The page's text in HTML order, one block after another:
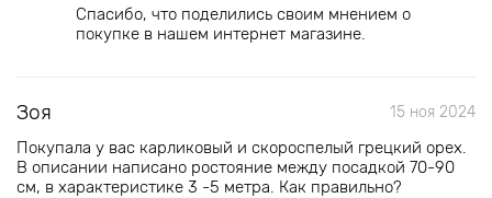
Спасибо, что поделились своим мнением о
покупке в нашем интернет магазине.
Зоя 15 ноя 2024
Покупала у вас карликовый и скороспелый грецкий орех.
В описании написано ростояние между посадкой 70-90
см, в характеристике 3 -5 метра. Как правильно?